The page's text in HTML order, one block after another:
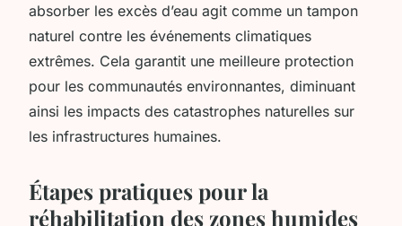
absorber les excès d’eau agit comme un tampon
naturel contre les événements climatiques
extrêmes. Cela garantit une meilleure protection
pour les communautés environnantes, diminuant
ainsi les impacts des catastrophes naturelles sur
les infrastructures humaines.
Étapes pratiques pour la
réhabilitation des zones humides